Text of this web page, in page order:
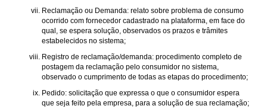
Reclamação ou Demanda: relato sobre problema de consumo
ocorrido com fornecedor cadastrado na plataforma, em face do
qual, se espera solução, observados os prazos e trâmites
estabelecidos no sistema;
Registro de reclamação/demanda: procedimento completo de
postagem da reclamação pelo consumidor no sistema,
observado o cumprimento de todas as etapas do procedimento;
Pedido: solicitação que expressa o que o consumidor espera
que seja feito pela empresa, para a solução de sua reclamação;